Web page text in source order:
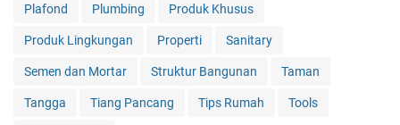
Plafond Plumbing Produk Khusus
Produk Lingkungan Properti Sanitary
Semen dan Mortar Struktur Bangunan Taman
Tangga Tiang Pancang Tips Rumah Tools